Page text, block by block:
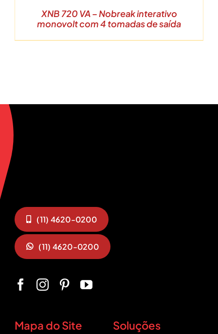
XNB 720 VA – Nobreak interativo
monovolt com 4 tomadas de saída
(11) 4620-0200
(11) 4620-0200
Mapa do Site Soluções